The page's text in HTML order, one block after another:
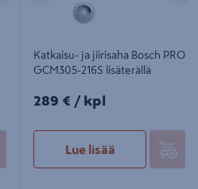
Katkaisu- ja jiirisaha Bosch PRO
GCM305-216S lisäterällä
289€/kpl
289 € / kpl
Lue lisää